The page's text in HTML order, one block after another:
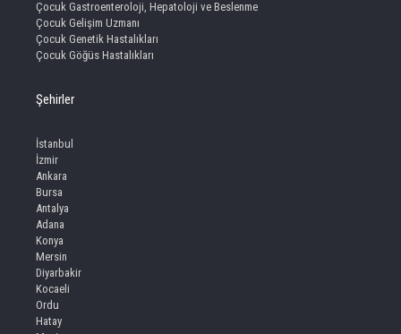
Çocuk Gastroenteroloji, Hepatoloji ve Beslenme
Çocuk Gelişim Uzmanı
Çocuk Genetik Hastalıkları
Çocuk Göğüs Hastalıkları
Şehirler
İstanbul
İzmir
Ankara
Bursa
Antalya
Adana
Konya
Mersin
Diyarbakir
Kocaeli
Ordu
Hatay